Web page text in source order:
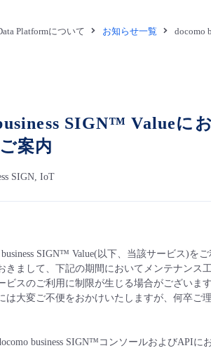
Platformについて お知らせ一覧 docomo
SIGN™ Valueに
案内
SIGN, IoT
business SIGN™ Value(以下、当該サービス)を
きまして、下記の期間においてメンテナンス
ビスのご利用に制限が生じる場合がございます
は大変ご不便をおかけいたしますが、何卒ご
business SIGN™コンソールおよびAPI